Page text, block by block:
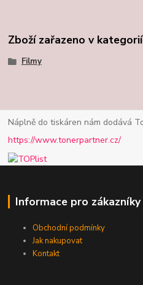
Zboží zařazeno v
Filmy
Náplně do tiskáren nám dodává
https://www.tonerpartner.cz/
Informace pro zákazníky
Obchodní podmínky
Jak nakupovat
Kontakt